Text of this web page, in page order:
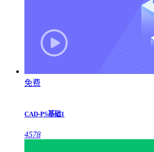
免费
CAD-PS基础1
4578